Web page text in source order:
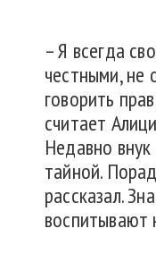
– Я всегда
честными, не
говорить
считает
Недавно
тайной.
рассказал.
воспитывают